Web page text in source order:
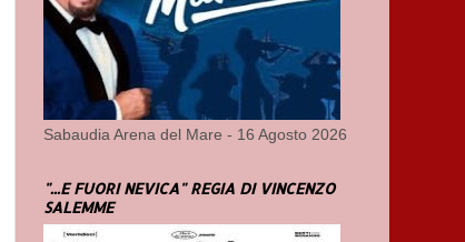
Sabaudia Arena del Mare - 16 Agosto 2026
"...E FUORI NEVICA" REGIA DI VINCENZO
SALEMME